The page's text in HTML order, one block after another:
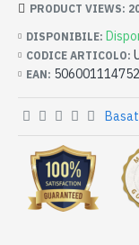
DISPONIBILE:
CODICE ARTICOLO:
EAN:
PRODUCT VIEWS: